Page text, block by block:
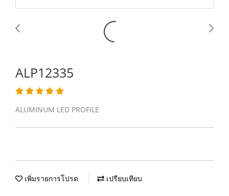
ALP12335
ALUMINUM LED PROFILE
เพิ่มรายการโปรด เปรียบเทียบ